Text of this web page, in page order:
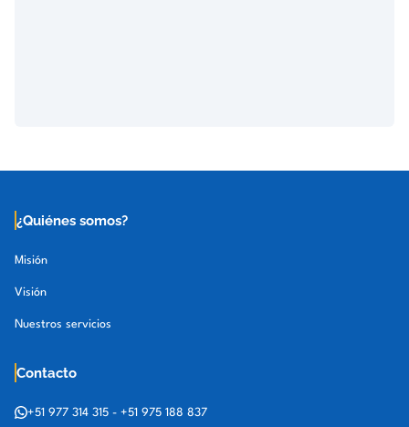
¿Quiénes somos?
Misión
Visión
Nuestros servicios
Contacto
+51 977 314 315 - +51 975 188 837